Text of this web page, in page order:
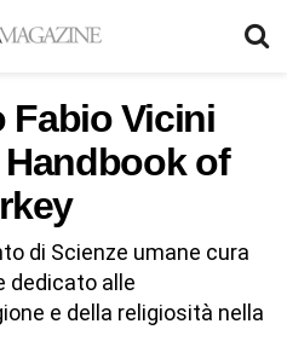
Fabio Vicini
Handbook of
di Scienze umane cura
dedicato alle
e della religiosità nella